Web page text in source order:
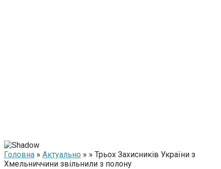
Головна » Актуально » » Трьох Захисників України з
Хмельниччини звільнили з полону